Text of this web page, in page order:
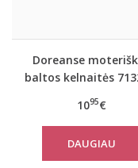
Doreanse
baltos kelnaitės
1095€
DAUGIAU